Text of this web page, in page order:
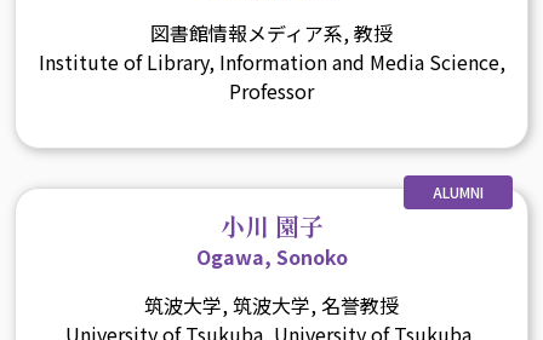
図書館情報メディア系, 教授
Institute of Library, Information and Media Science,
Professor
ALUMNI
小川 園子
Ogawa, Sonoko
筑波大学, 筑波大学, 名誉教授